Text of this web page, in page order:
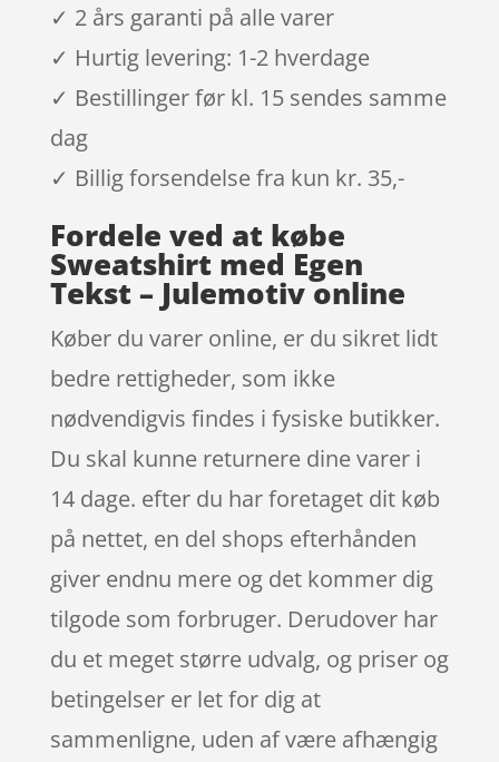
✓ 2 års garanti på alle varer
✓ Hurtig levering: 1-2 hverdage
✓ Bestillinger før kl. 15 sendes samme
dag
✓ Billig forsendelse fra kun kr. 35,-
Fordele ved at købe
Sweatshirt med Egen
Tekst – Julemotiv online
Køber du varer online, er du sikret lidt
bedre rettigheder, som ikke
nødvendigvis findes i fysiske butikker.
Du skal kunne returnere dine varer i
14 dage. efter du har foretaget dit køb
på nettet, en del shops efterhånden
giver endnu mere og det kommer dig
tilgode som forbruger. Derudover har
du et meget større udvalg, og priser og
betingelser er let for dig at
sammenligne, uden af være afhængig